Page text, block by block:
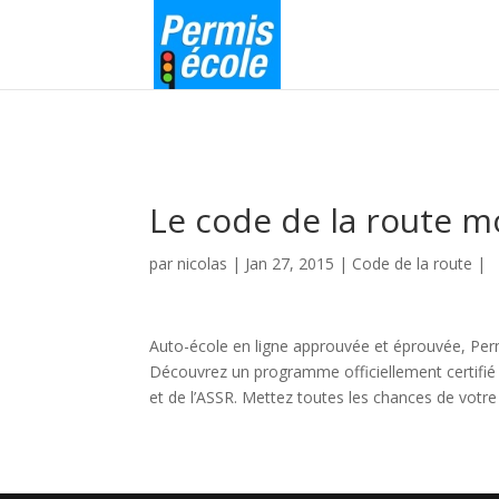
Le code de la route
parnicolas | Jan 27, 2015 | Code de la route |
Auto-école en ligne approuvée et éprouvée,
Découvrez un programme officiellement
et de l’ASSR. Mettez toutes les chances de